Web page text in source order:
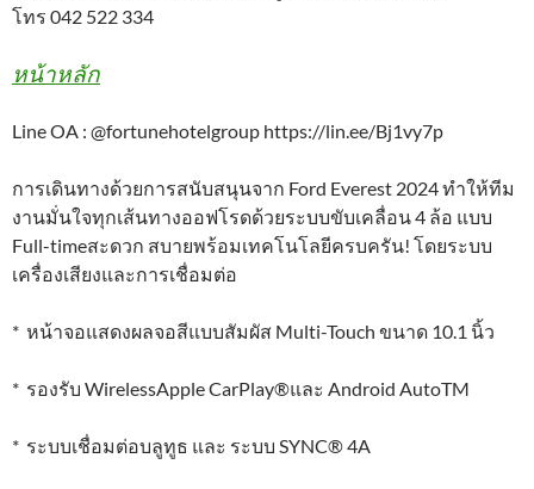
โทร 042 522 334
หน้าหลัก
Line OA : @fortunehotelgroup https://lin.ee/Bj1vy7p
การเดินทางด้วยการสนับสนุนจาก Ford Everest 2024 ทำให้ทีม
งานมั่นใจทุกเส้นทางออฟโรดด้วยระบบขับเคลื่อน 4 ล้อ แบบ
Full-timeสะดวก สบายพร้อมเทคโนโลยีครบครัน! โดยระบบ
เครื่องเสียงและการเชื่อมต่อ
* หน้าจอแสดงผลจอสีแบบสัมผัส Multi-Touch ขนาด 10.1 นิ้ว
* รองรับ WirelessApple CarPlay®และ Android AutoTM
* ระบบเชื่อมต่อบลูทูธ และ ระบบ SYNC® 4A